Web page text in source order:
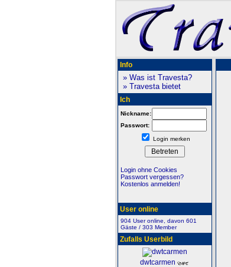
Info
» Was ist Travesta?
» Travesta bietet
Ich
Nickname:
Passwort:
Login merken
Login ohne Cookies
Passwort vergessen?
Kostenlos anmelden!
User online
904 User online, davon 601
Gäste / 303 Member
Zufalls Userbild
dwtcarmen